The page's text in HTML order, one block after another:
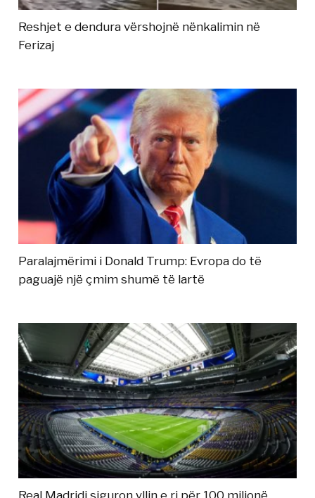
Reshjet e dendura vërshojnë nënkalimin në
Ferizaj
Paralajmërimi i Donald Trump: Evropa do të
paguajë një çmim shumë të lartë